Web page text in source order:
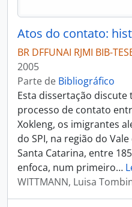
BR DFFUNAI RJMI BIB-
2005
Parte de Bibliográfico
Esta dissertação
processo de contato
Xokleng, os imigrantes
do SPI, na região do
Santa Catarina, entre
enfoca, num primeiro…
WITTMANN, Luisa